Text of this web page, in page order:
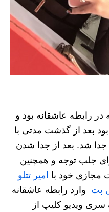
در رابطه عاشقانه بود و
بعد از گذشت مدتی با
جدا شد. بعد از جدا شدن
جلب توجه و همچنین
مجازی خود با امیر تتلو
بت وارد رابطه عاشقانه
ویدیو کلیپ از